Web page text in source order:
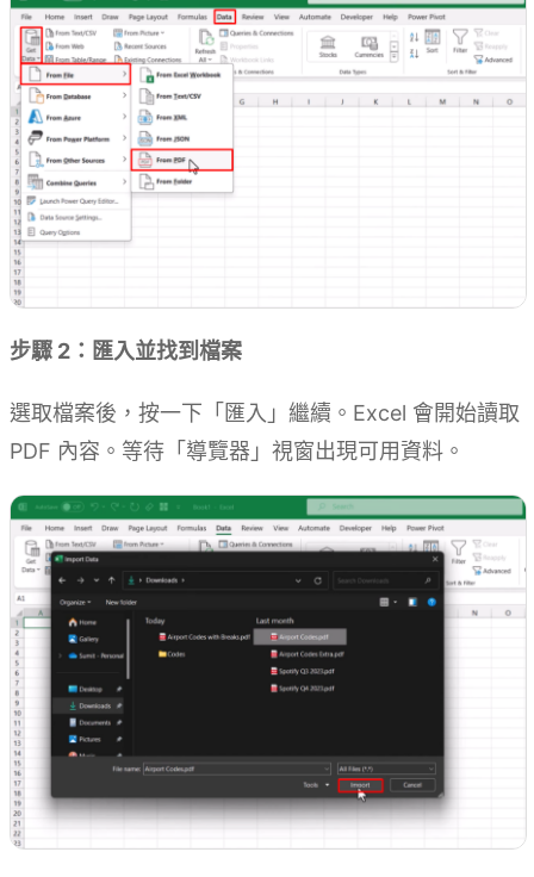
步驟 2：匯入並找到檔案
選取檔案後，按一下「匯入」繼續。Excel 會開始讀取
PDF 內容。等待「導覽器」視窗出現可用資料。